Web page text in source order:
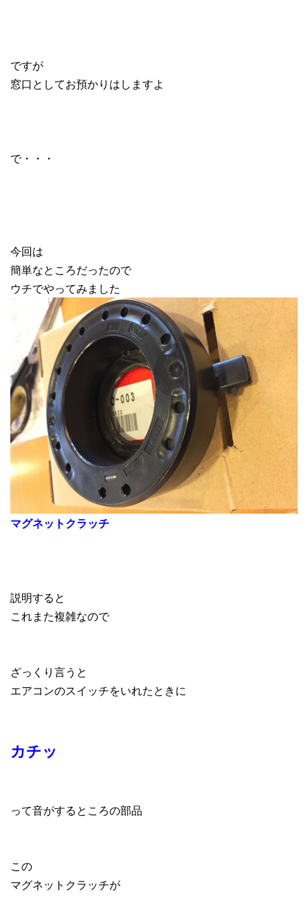
ですが
窓口としてお預かりはしますよ
で・・・
今回は
簡単なところだったので
ウチでやってみました
マグネットクラッチ
説明すると
これまた複雑なので
ざっくり言うと
エアコンのスイッチをいれたときに
カチッ
って音がするところの部品
この
マグネットクラッチが